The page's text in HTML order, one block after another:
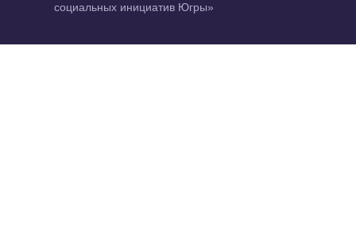
социальных инициатив Югры»